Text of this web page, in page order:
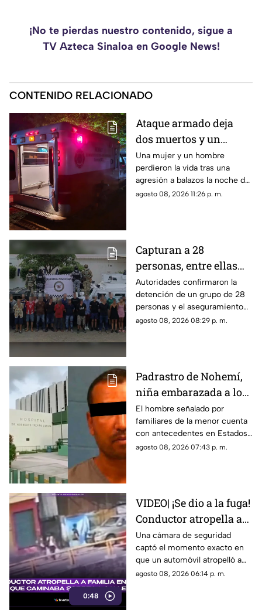
¡No te pierdas nuestro contenido, sigue a
TV Azteca Sinaloa en Google News!
CONTENIDO RELACIONADO
Ataque armado deja
dos muertos y un
herido en la
sindicatura de Villa
Unión, Mazatlán
Una mujer y un hombre
perdieron la vida tras una
agresión a balazos la noche de
este sábado; un joven de 26
agosto 08, 2026 11:26 p. m.
Capturan a 28
personas, entre ellas
mujeres, con un
arsenal en El Roble,
Mazatlán
Autoridades confirmaron la
detención de un grupo de 28
personas y el aseguramiento
de armas de fuego largas, en la
agosto 08, 2026 08:29 p. m.
Padrastro de Nohemí,
niña embarazada a los
11 años, cuenta con
historial de abus0;
familiares lo acusan
El hombre señalado por
familiares de la menor cuenta
con antecedentes en Estados
Unidos por abuso a una menor;
agosto 08, 2026 07:43 p. m.
0:48
VIDEO| ¡Se dio a la fuga!
Conductor atropella a
familia entera que
caminaba sobre la calle
Una cámara de seguridad
captó el momento exacto en
que un automóvil atropelló a
una familia entera.
agosto 08, 2026 06:14 p. m.